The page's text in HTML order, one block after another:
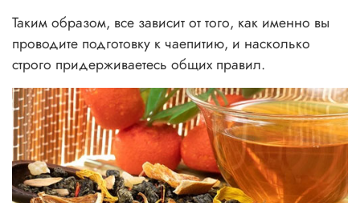
Таким образом, все зависит от того, как именно вы
проводите подготовку к чаепитию, и насколько
строго придерживаетесь общих правил.